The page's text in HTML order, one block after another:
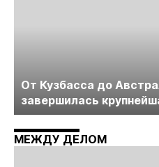
От Кузбасса до
завершилась
технологий «Недра
Майнинг»
МЕЖДУ ДЕЛОМ